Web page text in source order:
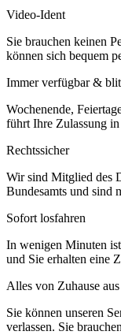
Video-Ident
Sie brauchen keinen
können sich bequem
Immer verfügbar &
Wochenende,
führt Ihre Zulassung
Rechtssicher
Wir sind Mitglied des
Bundesamts und sind
Sofort losfahren
In wenigen Minuten
und Sie erhalten eine
Alles von Zuhause aus
Sie können unseren
verlassen. Sie